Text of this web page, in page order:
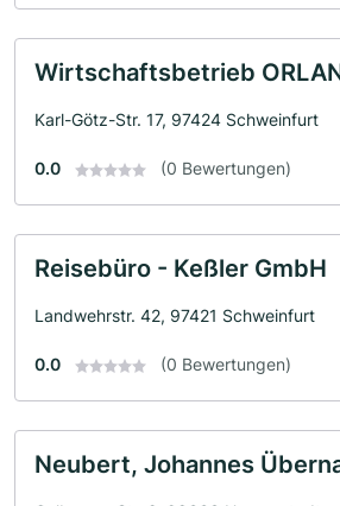
Wirtschaftsbetrieb
Karl-Götz-Str. 17, 97424 Schweinfurt
0.0 (0 Bewertungen)
Reisebüro - Keßler GmbH
Landwehrstr. 42, 97421 Schweinfurt
0.0 (0 Bewertungen)
Neubert, Johannes